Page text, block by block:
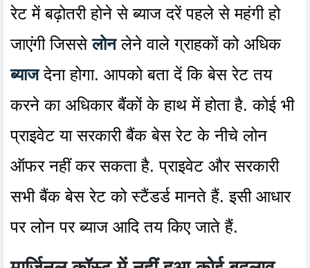
रेट में बढ़ोतरी होने से ब्याज दरें पहले से महंगी हो
जाएंगी जिससेलोनलेने वाले ग्राहकों को अधिक
ब्याजदेना होगा. आपको बता दें कि बेस रेट तय
करने का अधिकार बैंकों के हाथ में होता है. कोई भी
प्राइवेट या सरकारी बैंक बेस रेट के नीचे लोन
ऑफर नहीं कर सकता है. प्राइवेट और सरकारी
सभी बैंक बेस रेट को स्टैंडर्ड मानते हैं. इसी आधार
पर लोन पर ब्याज आदि तय किए जाते हैं.